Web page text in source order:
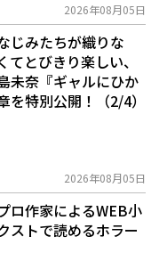
2026年08月05日
じみたちが織りな
とびきり楽しい、
奈『ギャルにひか
を特別公開！（2/4）
2026年08月05日
ロ作家によるWEB小
ストで読めるホラー